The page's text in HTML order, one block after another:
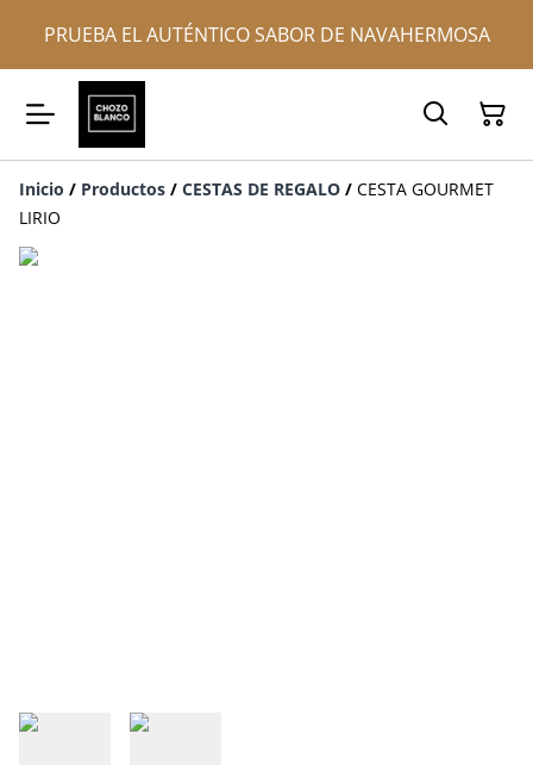
PRUEBA EL AUTÉNTICO SABOR DE NAVAHERMOSA
Inicio / Productos / CESTAS DE REGALO / CESTA GOURMET
LIRIO